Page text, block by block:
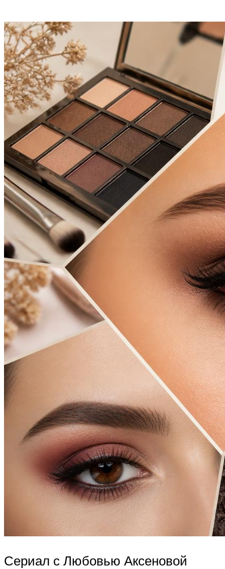
Сериал с Любовью Аксеновой